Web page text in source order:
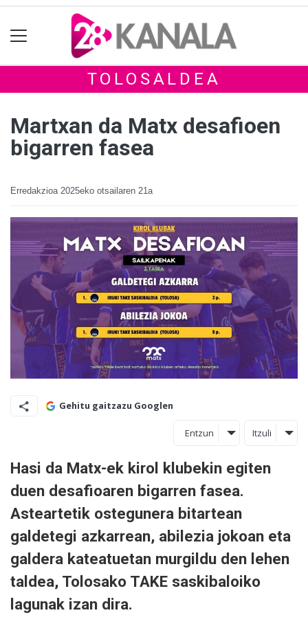
TOLOSALDEA
Martxan da Matx desafioen
bigarren fasea
Erredakzioa 2025eko otsailaren 21a
Gehitu gaitzazu Googlen
Entzun Itzuli
Hasi da Matx-ek kirol klubekin egiten
duen desafioaren bigarren fasea.
Asteartetik ostegunera bitartean
galdetegi azkarrean, abilezia jokoan eta
galdera kateatuetan murgildu den lehen
taldea, Tolosako TAKE saskibaloiko
lagunak izan dira.